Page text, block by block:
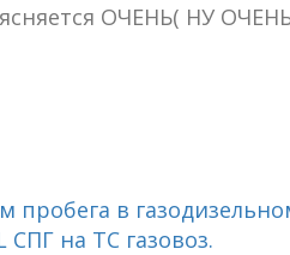
ОЧЕНЬ( НУ
пробега в
на ТС газовоз.